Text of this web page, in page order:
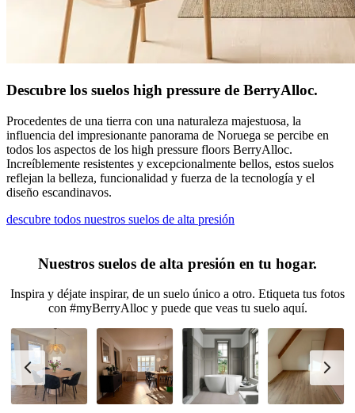
Descubre los suelos high pressure de BerryAlloc.
Procedentes de una tierra con una naturaleza majestuosa, la
influencia del impresionante panorama de Noruega se percibe en
todos los aspectos de los high pressure floors BerryAlloc.
Increíblemente resistentes y excepcionalmente bellos, estos suelos
reflejan la belleza, funcionalidad y fuerza de la tecnología y el
diseño escandinavos.
descubre todos nuestros suelos de alta presión
Nuestros suelos de alta presión en tu hogar.
Inspira y déjate inspirar, de un suelo único a otro. Etiqueta tus fotos
con #myBerryAlloc y puede que veas tu suelo aquí.